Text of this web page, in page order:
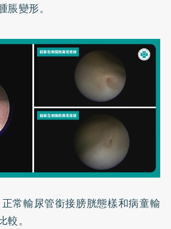
變形。
常輸尿管銜接膀胱態樣和病童輸
。